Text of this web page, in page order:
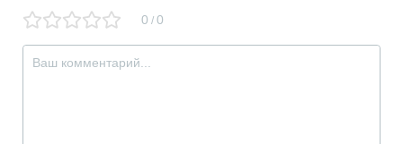
0 / 0